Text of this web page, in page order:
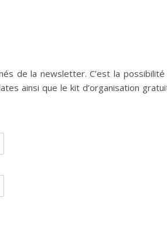
de la newsletter. C’est la
ainsi que le kit d’organisation